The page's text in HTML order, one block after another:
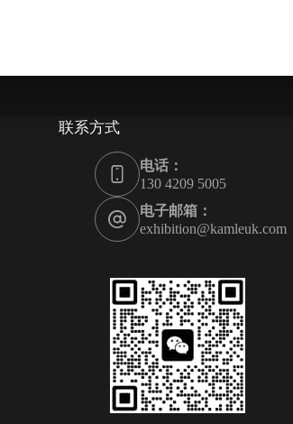
联系方式
电话：
130 4209 5005
电子邮箱：
exhibition@kamleuk.com